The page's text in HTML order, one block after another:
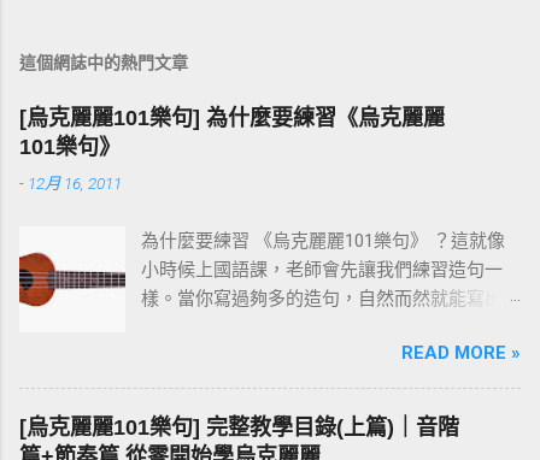
這個網誌中的熱門文章
[烏克麗麗101樂句] 為什麼要練習《烏克麗麗
101樂句》
- 12月 16, 2011
為什麼要練習 《烏克麗麗101樂句》 ？這就像
小時候上國語課，老師會先讓我們練習造句一
樣。當你寫過夠多的造句，自然而然就能寫出
的道理。先把一個個小樂句彈熟，技巧和速度
都到位之後，再去按和弦、彈演奏曲，就會變
成一件輕鬆自然的事。基本功打穩，後面的路
才走得快。
READ MORE »
[烏克麗麗101樂句] 完整教學目錄(上篇)｜音階